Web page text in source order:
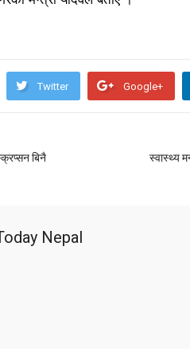
Twitter Google+
बिनै
स्वास्थ्य
Nepal